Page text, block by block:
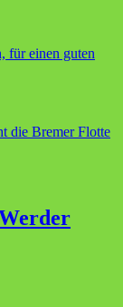
für einen guten
die Bremer Flotte